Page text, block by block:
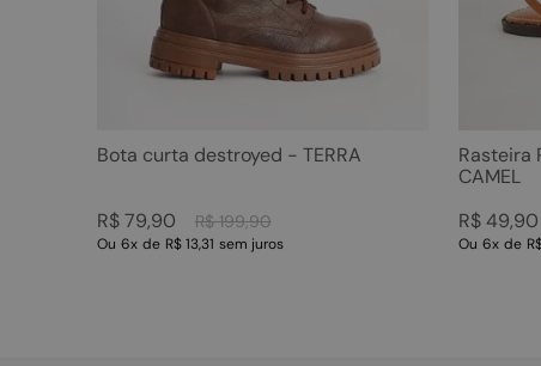
Bota curta destroyed - TERRA
R$ 199,90
R$ 79,90
Ou 6x de R$ 13,31 sem juros
Rasteira
CAMEL
R$ 49,90
Ou 6x de